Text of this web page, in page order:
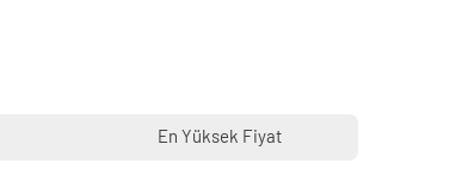
En Yüksek Fiyat